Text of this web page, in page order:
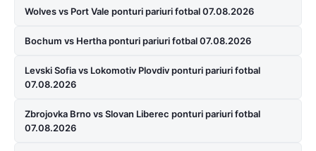
Wolves vs Port Vale ponturi pariuri fotbal 07.08.2026
Bochum vs Hertha ponturi pariuri fotbal 07.08.2026
Levski Sofia vs Lokomotiv Plovdiv ponturi pariuri fotbal
07.08.2026
Zbrojovka Brno vs Slovan Liberec ponturi pariuri fotbal
07.08.2026